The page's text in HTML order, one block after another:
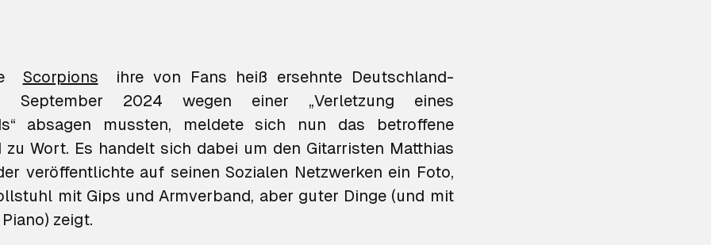
Scorpions
ihre von Fans heiß ersehnte Deutschland-
September 2024 wegen einer „Verletzung eines
absagen mussten, meldete sich nun das betroffene
zu Wort. Es handelt sich dabei um den Gitarristen Matthias
veröffentlichte auf seinen Sozialen Netzwerken ein Foto,
mit Gips und Armverband, aber guter Dinge (und mit
zeigt.